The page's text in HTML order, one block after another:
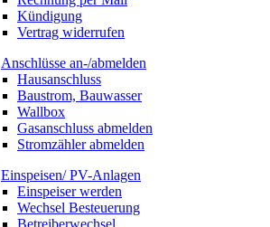
Kündigung
Vertrag widerrufen
Anschlüsse an-/abmelden
Hausanschluss
Baustrom, Bauwasser
Wallbox
Gasanschluss abmelden
Stromzähler abmelden
Einspeisen/ PV-Anlagen
Einspeiser werden
Wechsel Besteuerung
Betreiberwechsel